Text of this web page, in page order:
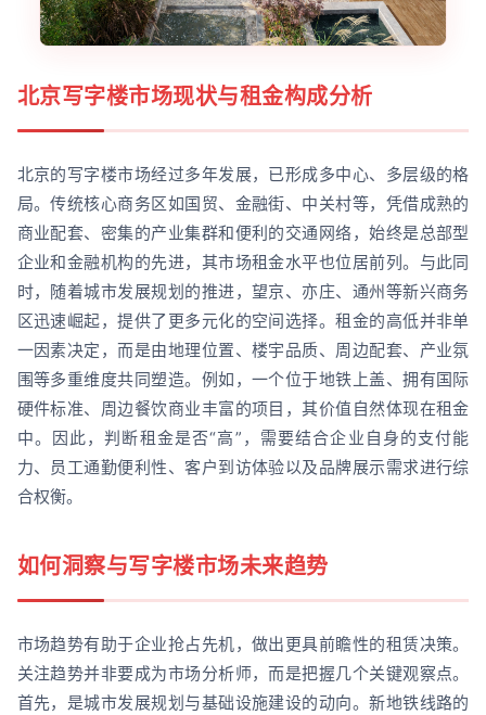
北京写字楼市场现状与租金构成分析
北京的写字楼市场经过多年发展，已形成多中心、多层级的格
局。传统核心商务区如国贸、金融街、中关村等，凭借成熟的
商业配套、密集的产业集群和便利的交通网络，始终是总部型
企业和金融机构的先进，其市场租金水平也位居前列。与此同
时，随着城市发展规划的推进，望京、亦庄、通州等新兴商务
区迅速崛起，提供了更多元化的空间选择。租金的高低并非单
一因素决定，而是由地理位置、楼宇品质、周边配套、产业氛
围等多重维度共同塑造。例如，一个位于地铁上盖、拥有国际
硬件标准、周边餐饮商业丰富的项目，其价值自然体现在租金
中。因此，判断租金是否“高”，需要结合企业自身的支付能
力、员工通勤便利性、客户到访体验以及品牌展示需求进行综
合权衡。
如何洞察与写字楼市场未来趋势
市场趋势有助于企业抢占先机，做出更具前瞻性的租赁决策。
关注趋势并非要成为市场分析师，而是把握几个关键观察点。
首先，是城市发展规划与基础设施建设的动向。新地铁线路的